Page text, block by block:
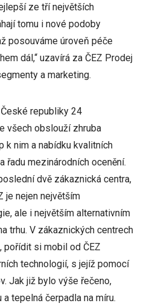
ze tří největších
tomu i nové podoby
posouváme úroveň péče
dál,“ uzavírá za ČEZ Prodej
a marketing.
republiky 24
všech obslouží zhruba
k nim a nabídku kvalitních
řadu mezinárodních ocenění.
dvě zákaznická centra,
je nejen největším
ale i největším alternativním
trhu. V zákaznických centrech
pořídit si mobil od ČEZ
technologií, s jejíž pomocí
Jak již bylo výše řečeno,
tepelná čerpadla na míru.